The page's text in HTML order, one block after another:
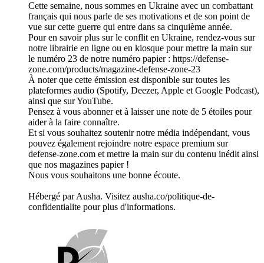
Cette semaine, nous sommes en Ukraine avec un combattant
français qui nous parle de ses motivations et de son point de
vue sur cette guerre qui entre dans sa cinquième année.
Pour en savoir plus sur le conflit en Ukraine, rendez-vous sur
notre librairie en ligne ou en kiosque pour mettre la main sur
le numéro 23 de notre numéro papier : https://defense-
zone.com/products/magazine-defense-zone-23
À noter que cette émission est disponible sur toutes les
plateformes audio (Spotify, Deezer, Apple et Google Podcast),
ainsi que sur YouTube.
Pensez à vous abonner et à laisser une note de 5 étoiles pour
aider à la faire connaître.
Et si vous souhaitez soutenir notre média indépendant, vous
pouvez également rejoindre notre espace premium sur
defense-zone.com et mettre la main sur du contenu inédit ainsi
que nos magazines papier !
Nous vous souhaitons une bonne écoute.
Hébergé par Ausha. Visitez ausha.co/politique-de-
confidentialite pour plus d'informations.